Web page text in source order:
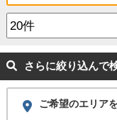
さらに絞り込んで
ご希望のエリア